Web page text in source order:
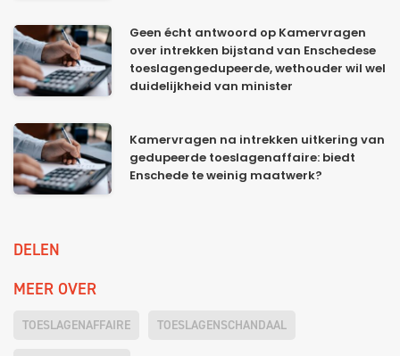
Geen écht antwoord op Kamervragen
over intrekken bijstand van Enschedese
toeslagengedupeerde, wethouder wil wel
duidelijkheid van minister
Kamervragen na intrekken uitkering van
gedupeerde toeslagenaffaire: biedt
Enschede te weinig maatwerk?
DELEN
MEER OVER
TOESLAGENAFFAIRE TOESLAGENSCHANDAAL